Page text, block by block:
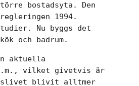
bostadsyta. Den
1994.
Nu byggs det
och badrum.
aktuella
vilket givetvis är
blivit alltmer